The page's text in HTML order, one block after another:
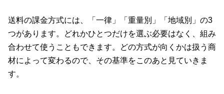
送料の課金方式には、「一律」「重量別」「地域別」の3
つがあります。どれかひとつだけを選ぶ必要はなく、組み
合わせて使うこともできます。どの方式が向くかは扱う商
材によって変わるので、その基準をこのあと見ていきま
す。